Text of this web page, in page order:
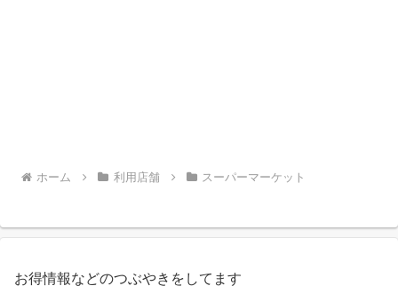
ホーム 利用店舗 スーパーマーケット
お得情報などのつぶやきをしてます